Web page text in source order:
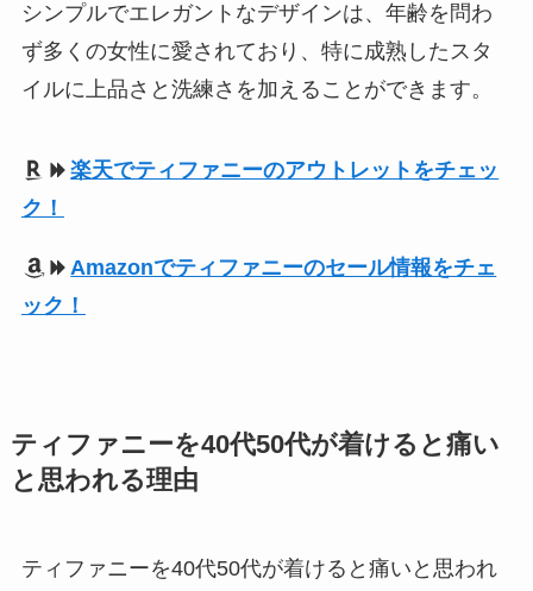
シンプルでエレガントなデザインは、年齢を問わ
ず多くの女性に愛されており、特に成熟したスタ
イルに上品さと洗練さを加えることができます。
楽天でティファニーのアウトレットをチェッ
ク！
Amazonでティファニーのセール情報をチェ
ック！
ティファニーを40代50代が着けると痛い
と思われる理由
ティファニーを40代50代が着けると痛いと思われ